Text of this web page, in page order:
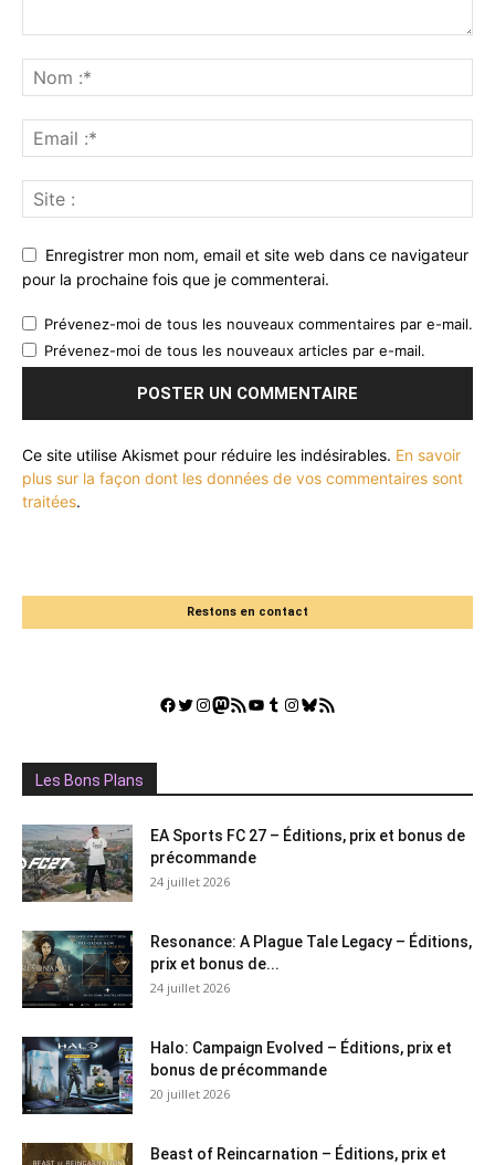
Enregistrer mon nom, email et site web dans ce navigateur
pour la prochaine fois que je commenterai.
Prévenez-moi de tous les nouveaux commentaires par e-mail.
Prévenez-moi de tous les nouveaux articles par e-mail.
Ce site utilise Akismet pour réduire les indésirables. En savoir
plus sur la façon dont les données de vos commentaires sont
traitées.
Restons en contact
Facebook
Twitter
Instagram
Mastodon
Flux RSSYouTube
Tumblr
Instagram
Bluesky
GestGame
Les Bons Plans
EA Sports FC 27 – Éditions, prix et bonus de
précommande
24 juillet 2026
Resonance: A Plague Tale Legacy – Éditions,
prix et bonus de...
24 juillet 2026
Halo: Campaign Evolved – Éditions, prix et
bonus de précommande
20 juillet 2026
Beast of Reincarnation – Éditions, prix et